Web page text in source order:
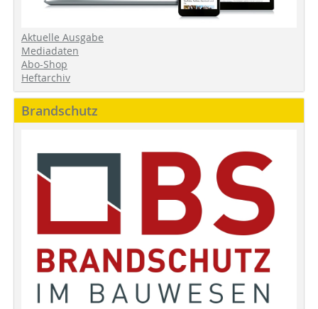
Aktuelle Ausgabe
Mediadaten
Abo-Shop
Heftarchiv
Brandschutz